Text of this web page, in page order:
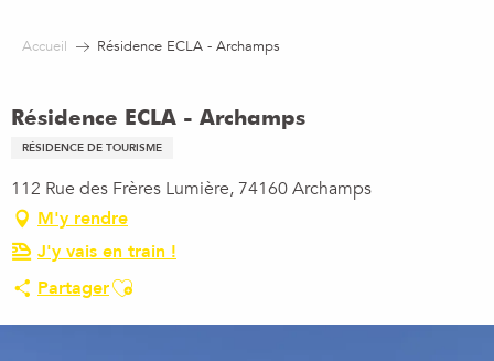
Accueil Résidence ECLA - Archamps
Résidence ECLA - Archamps
RÉSIDENCE DE TOURISME
112 Rue des Frères Lumière, 74160 Archamps
M'y rendre
J'y vais en train !
PartagerAjouter aux favoris